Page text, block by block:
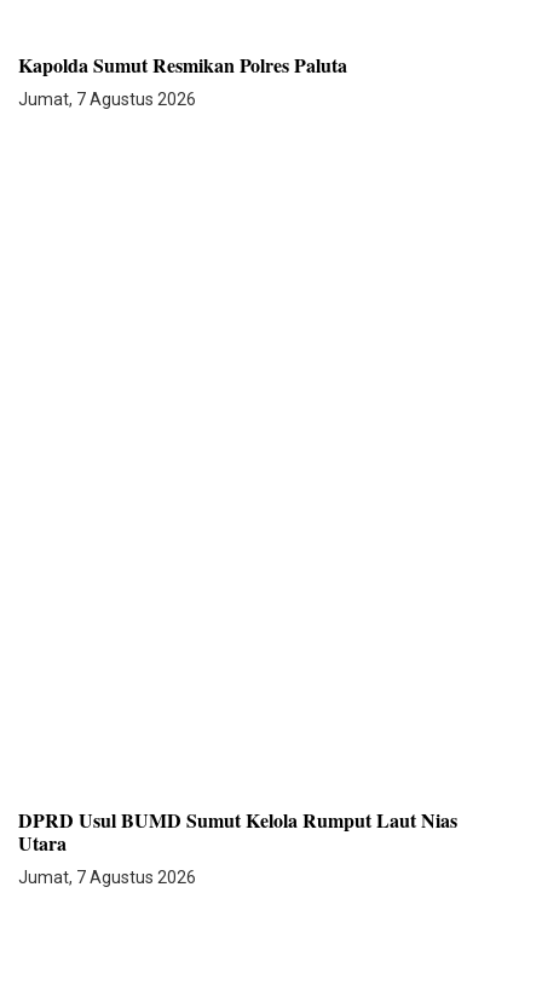
Kapolda Sumut Resmikan Polres Paluta
Jumat, 7 Agustus 2026
DPRD Usul BUMD Sumut Kelola Rumput Laut Nias
Utara
Jumat, 7 Agustus 2026